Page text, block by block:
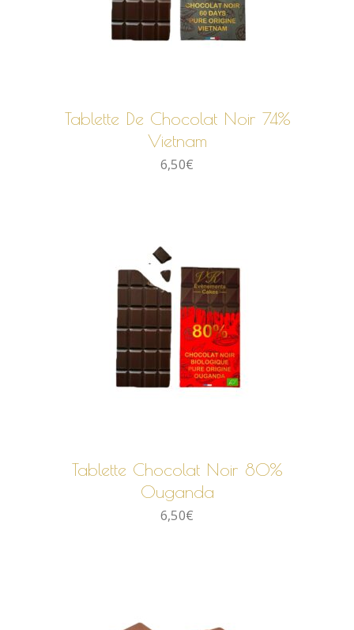
Tablette De Chocolat Noir 74%
Vietnam
6,50€
Tablette Chocolat Noir 80%
Ouganda
6,50€